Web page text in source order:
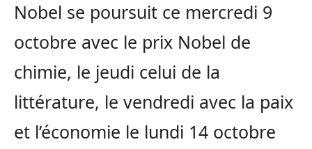
Nobel se poursuit ce mercredi 9
octobre avec le prix Nobel de
chimie, le jeudi celui de la
littérature, le vendredi avec la paix
et l’économie le lundi 14 octobre